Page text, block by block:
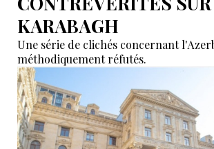
KARABAGH
Une série de clichés concernant
méthodiquement réfutés.